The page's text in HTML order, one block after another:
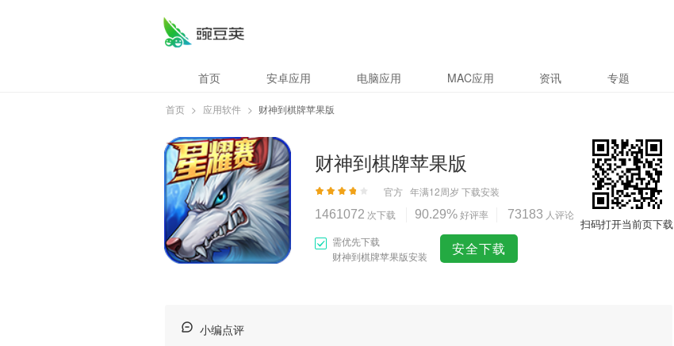
首页 安卓应用 电脑应用 MAC应用 资讯 专题
首页 > 应用软件 > 财神到棋牌苹果版
财神到棋牌苹果版
官方 年满12周岁 下载安装
1461072 次下载 90.29%好评率 73183 人评论
需优先下载
财神到棋牌苹果版安装
安全下载
扫码打开当前页下载
小编点评